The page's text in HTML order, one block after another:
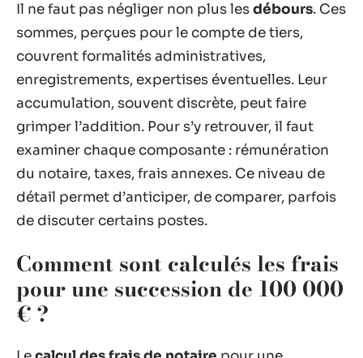
Il ne faut pas négliger non plus lesdébours. Ces
sommes, perçues pour le compte de tiers,
couvrent formalités administratives,
enregistrements, expertises éventuelles. Leur
accumulation, souvent discrète, peut faire
grimper l’addition. Pour s’y retrouver, il faut
examiner chaque composante : rémunération
du notaire, taxes, frais annexes. Ce niveau de
détail permet d’anticiper, de comparer, parfois
de discuter certains postes.
Comment sont calculés les frais
pour une succession de 100 000
€ ?